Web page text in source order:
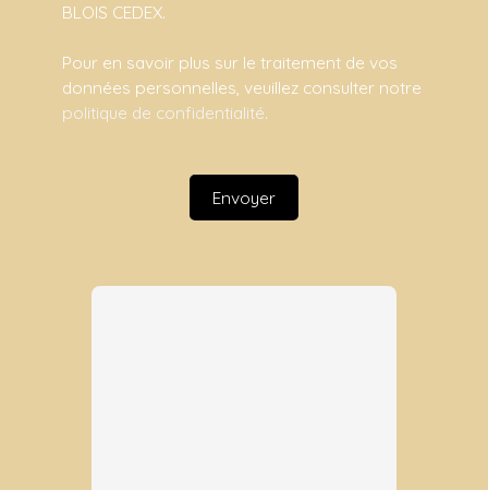
BLOIS CEDEX.
Pour en savoir plus sur le traitement de vos
données personnelles, veuillez consulter notre
politique de confidentialité.
Envoyer